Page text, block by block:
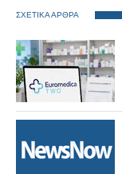
ΣΧΕΤΙΚΑ ΑΡΘΡΑ